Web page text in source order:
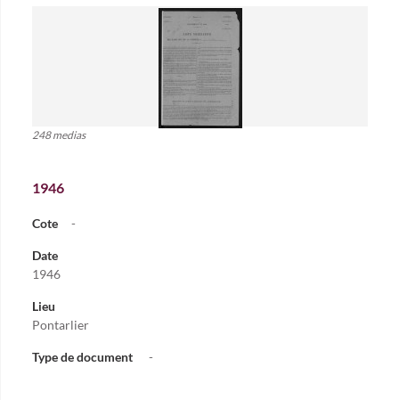
248 medias
1946
Cote -
Date
1946
Lieu
Pontarlier
Type de document -